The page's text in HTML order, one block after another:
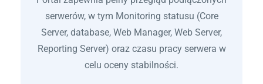
serwerów, w tym Monitoring statusu (Core
Server, database, Web Manager, Web Server,
Reporting Server) oraz czasu pracy serwera w
celu oceny stabilności.